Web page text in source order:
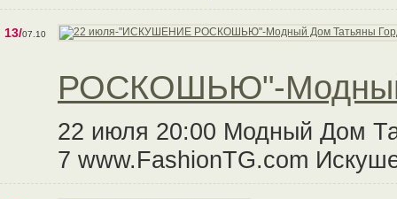
13/07.10
РОСКОШЬЮ"-Модный
22 июля 20:00 Модный Дом
7 www.FashionTG.com